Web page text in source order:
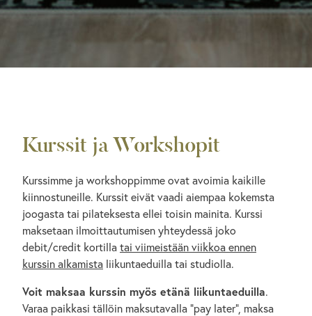
Kurssit ja Workshopit
Kurssimme ja workshoppimme ovat avoimia kaikille
kiinnostuneille. Kurssit eivät vaadi aiempaa kokemsta
joogasta tai pilateksesta ellei toisin mainita. Kurssi
maksetaan ilmoittautumisen yhteydessä joko
debit/credit kortillatai viimeistään viikkoa ennen
kurssin alkamista liikuntaeduilla tai studiolla.
Voit maksaa kurssin myös etänä liikuntaeduilla.
Varaa paikkasi tällöin maksutavalla "pay later", maksa